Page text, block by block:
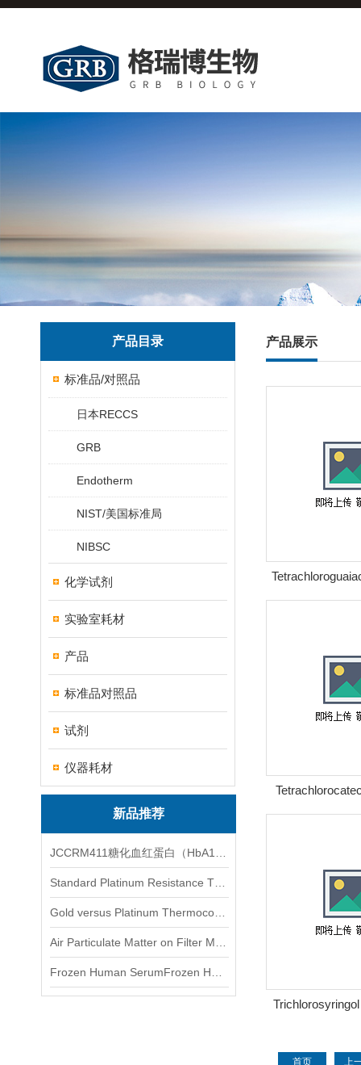
产品目录
标准品/对照品
日本RECCS
GRB
Endotherm
NIST/美国标准局
NIBSC
化学试剂
实验室耗材
产品
标准品对照品
试剂
仪器耗材
新品推荐
产品展示
酚
氯-1,2-
首页 上